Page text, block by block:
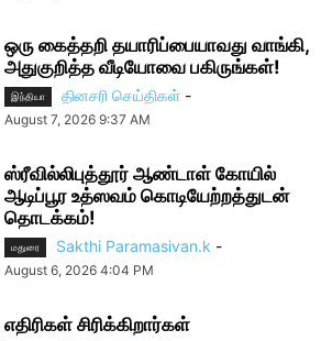
ஒரு கைத்தறி தயாரிப்பையாவது வாங்கி,
அதுகுறித்த வீடியோவை பகிருங்கள்!
இந்தியா தினசரி செய்திகள் -
August 7, 2026 9:37 AM
ஸ்ரீவில்லிபுத்தூர் ஆண்டாள் கோயில்
ஆடிப்பூர உத்ஸவம் கொடியேற்றத்துடன்
தொடக்கம்!
மதுரை Sakthi Paramasivan.k -
August 6, 2026 4:04 PM
எதிரிகள் சிரிக்கிறார்கள்